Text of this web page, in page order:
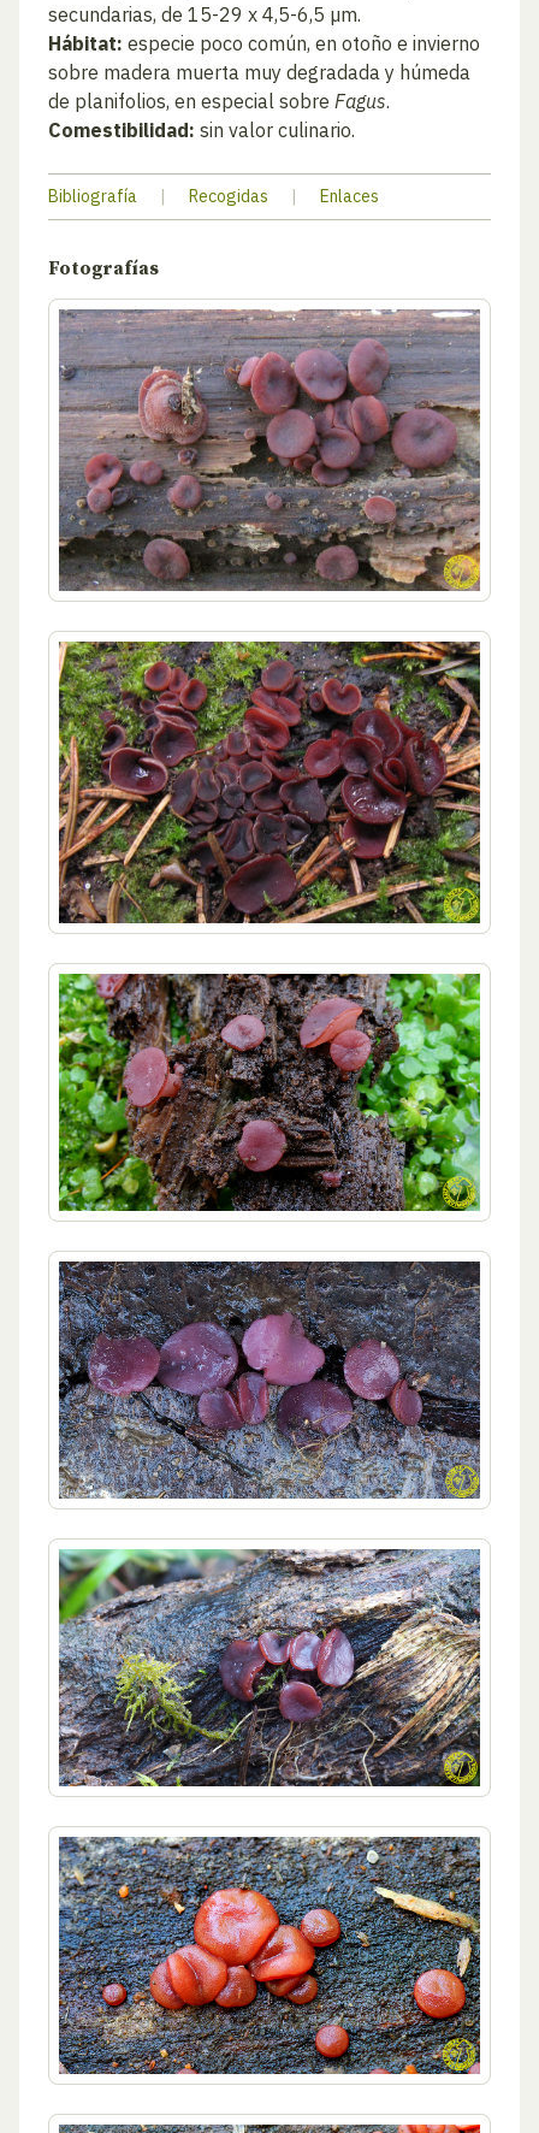
secundarias, de 15-29 x 4,5-6,5 µm.
Hábitat: especie poco común, en otoño e invierno
sobre madera muerta muy degradada y húmeda
de planifolios, en especial sobre Fagus.
Comestibilidad: sin valor culinario.
Bibliografía | Recogidas | Enlaces
Fotografías